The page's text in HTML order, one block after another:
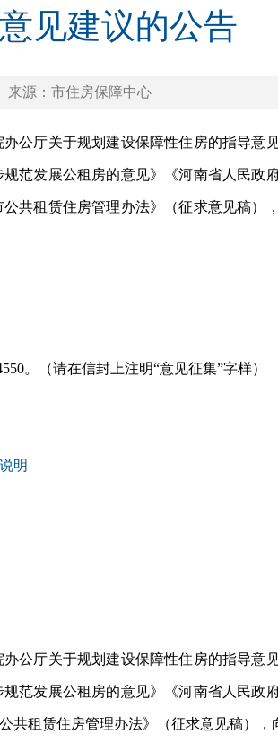
见建议的公告
来源：市住房保障中心
厅关于规划建设保障性住房的指导意
范发展公租房的意见》《河南省人民政
共租赁住房管理办法》（征求意见稿）
。（请在信封上注明“意见征集”字样）
明
厅关于规划建设保障性住房的指导意
范发展公租房的意见》《河南省人民政
租赁住房管理办法》（征求意见稿），